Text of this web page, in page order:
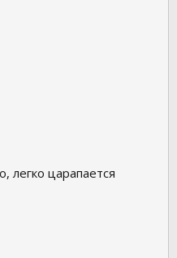
легко царапается